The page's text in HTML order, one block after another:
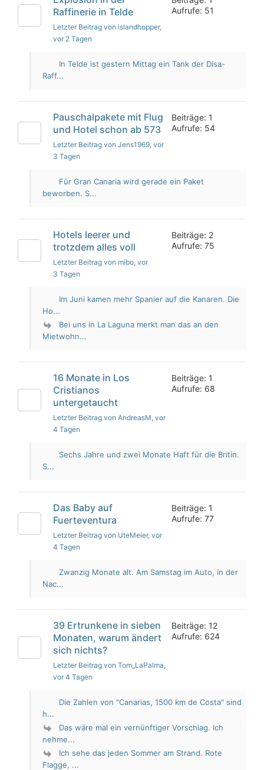
Raffinerie in Telde
Letzter Beitrag von islandhopper,
vor 2 Tagen
Aufrufe: 51
In Telde ist gestern Mittag ein Tank der Disa-
Raff...
Pauschalpakete mit Flug
und Hotel schon ab 573
Letzter Beitrag von Jens1969, vor
3 Tagen
Beiträge: 1
Aufrufe: 54
Für Gran Canaria wird gerade ein Paket
beworben. S...
Hotels leerer und
trotzdem alles voll
Letzter Beitrag von mibo, vor
3 Tagen
Beiträge: 2
Aufrufe: 75
Im Juni kamen mehr Spanier auf die Kanaren. Die
Ho...
Bei uns in La Laguna merkt man das an den
Mietwohn...
16 Monate in Los
Cristianos
untergetaucht
Letzter Beitrag von AndreasM, vor
4 Tagen
Beiträge: 1
Aufrufe: 68
Sechs Jahre und zwei Monate Haft für die Britin.
S...
Das Baby auf
Fuerteventura
Letzter Beitrag von UteMeier, vor
4 Tagen
Beiträge: 1
Aufrufe: 77
Zwanzig Monate alt. Am Samstag im Auto, in der
Nac...
39 Ertrunkene in sieben
Monaten, warum ändert
sich nichts?
Letzter Beitrag von Tom_LaPalma,
vor 4 Tagen
Beiträge: 12
Aufrufe: 624
Die Zahlen von "Canarias, 1500 km de Costa" sind
h...
Das wäre mal ein vernünftiger Vorschlag. Ich
nehme...
Ich sehe das jeden Sommer am Strand. Rote
Flagge, ...